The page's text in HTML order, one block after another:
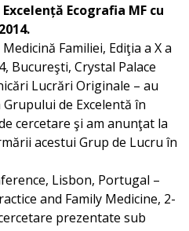
Ecografia MF cu
Familiei, Ediţia a X a
Bucureşti, Crystal Palace
Lucrări Originale – au
de Excelentă în
cercetare şi am anunţat la
acestui Grup de Lucru în
Lisbon, Portugal –
and Family Medicine, 2-
prezentate sub